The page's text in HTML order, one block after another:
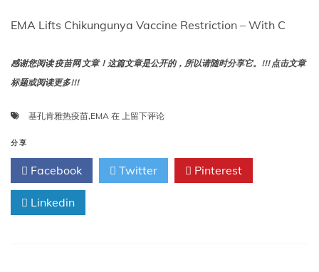
苗
EMA Lifts Chikungunya Vaccine Restriction – With C
感谢您阅读 疫苗网 文章！这篇文章是公开的，所以请随时分享它。!!! 点击文章
标题或阅读更多!!!
基孔肯雅热疫苗,EMA 在 EMA
解
除
对
上留下评论
分享
Facebook Twitter Pinterest
Linkedin